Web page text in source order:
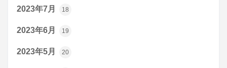
2023年7月 18
2023年6月 19
2023年5月 20